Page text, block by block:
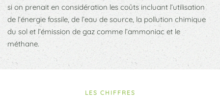
si on prenait en considération les coûts incluant l’utilisation
de l’énergie fossile, de l’eau de source, la pollution chimique
du sol et l’émission de gaz comme l’ammoniac et le
méthane.
LES CHIFFRES